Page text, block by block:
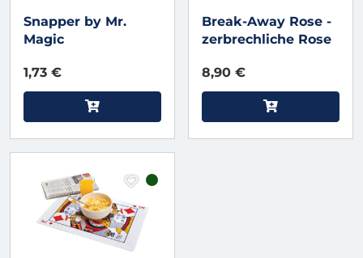
Snapper by Mr.
Magic
1,73 €
Break-Away Rose -
zerbrechliche Rose
8,90 €